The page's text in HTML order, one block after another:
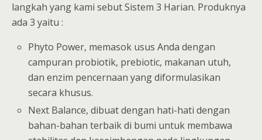
langkah yang kami sebut Sistem 3 Harian. Produknya
ada 3 yaitu :
Phyto Power, memasok usus Anda dengan
campuran probiotik, prebiotic, makanan utuh,
dan enzim pencernaan yang diformulasikan
secara khusus.
Next Balance, dibuat dengan hati-hati dengan
bahan-bahan terbaik di bumi untuk membawa